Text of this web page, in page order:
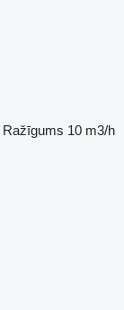
Ražīgums 10 m3/h